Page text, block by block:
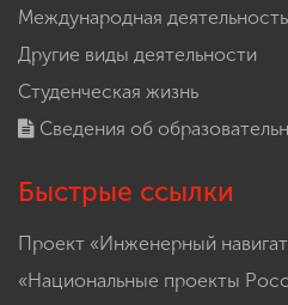
Международная деятельность
Другие виды деятельности
Студенческая жизнь
Сведения об
Быстрые ссылки
Проект «Инженерный
«Национальные проекты